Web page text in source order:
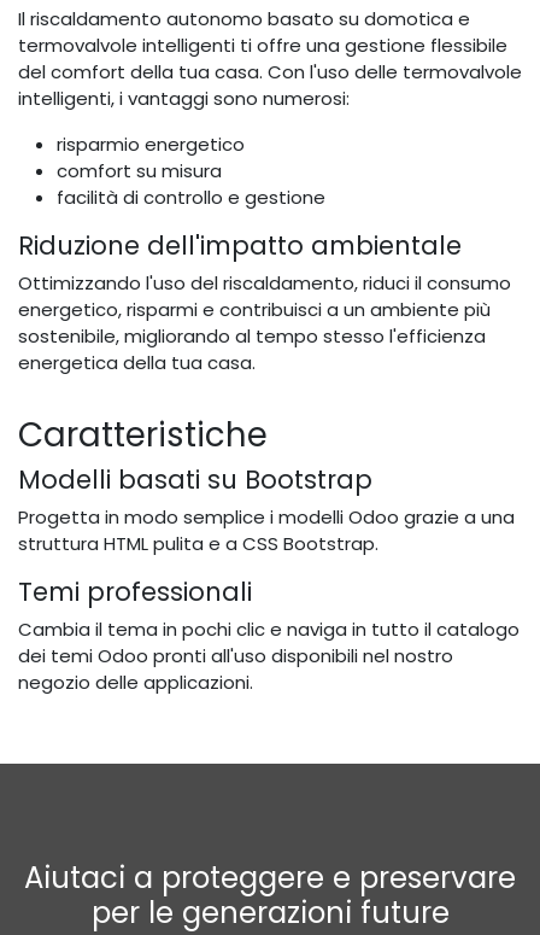
Il riscaldamento autonomo basato su domotica e
termovalvole intelligenti ti offre una gestione flessibile
del comfort della tua casa. Con l'uso delle termovalvole
intelligenti, i vantaggi sono numerosi:
risparmio energetico
comfort su misura
facilità di controllo e gestione
Riduzione dell'impatto ambientale
Ottimizzando l'uso del riscaldamento, riduci il consumo
energetico, risparmi e contribuisci a un ambiente più
sostenibile, migliorando al tempo stesso l'efficienza
energetica della tua casa.
Caratteristiche
Modelli basati su Bootstrap
Progetta in modo semplice i modelli Odoo grazie a una
struttura HTML pulita e a CSS Bootstrap.
Temi professionali
Cambia il tema in pochi clic e naviga in tutto il catalogo
dei temi Odoo pronti all'uso disponibili nel nostro
negozio delle applicazioni.
Aiutaci a proteggere e preservare
per le generazioni future